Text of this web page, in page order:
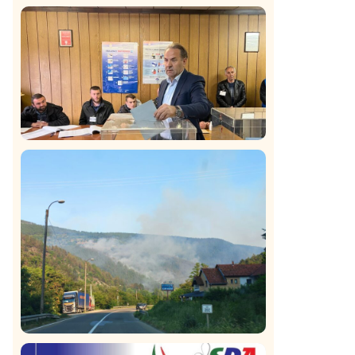
Društvo Istaknuto 409
Lončar o Opštoj bolnici u Novom
Pazaru: „Šta glumite? Taksi stanicu?“
predsednika SDPS